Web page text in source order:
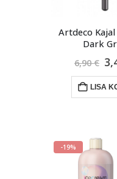
Praegune
Artdeco
12,90
-19%